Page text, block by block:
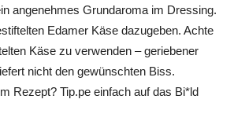
angenehmes Grundaroma im Dressing.
Edamer Käse dazugeben. Achte
Käse zu verwenden – geriebener
nicht den gewünschten Biss.
Rezept? Tip.pe einfach auf das Bi*ld